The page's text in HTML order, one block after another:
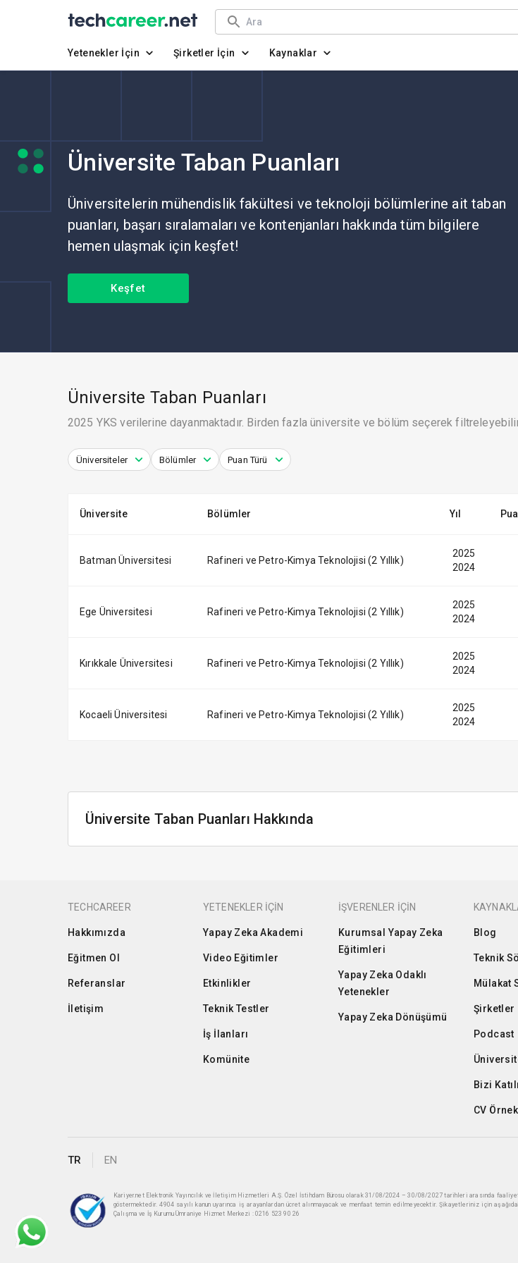
Yetenekler İçin Şirketler İçin Kaynaklar
Üniversite Taban Puanları
Üniversitelerin mühendislik fakültesi ve teknoloji bölümlerine ait taban
puanları, başarı sıralamaları ve kontenjanları hakkında tüm bilgilere
hemen ulaşmak için keşfet!
Keşfet
Üniversite Taban Puanları
2025 YKS verilerine dayanmaktadır. Birden fazla üniversite ve bölüm seçerek
Üniversiteler Bölümler Puan Türü
Üniversite Bölümler Yıl
Batman Üniversitesi Rafineri ve Petro-Kimya Teknolojisi (2 Yıllık)
2025
2024
Ege Üniversitesi Rafineri ve Petro-Kimya Teknolojisi (2 Yıllık)
2025
2024
Kırıkkale Üniversitesi Rafineri ve Petro-Kimya Teknolojisi (2 Yıllık)
2025
2024
Kocaeli Üniversitesi Rafineri ve Petro-Kimya Teknolojisi (2 Yıllık)
2025
2024
Üniversite Taban Puanları Hakkında
TECHCAREER
Hakkımızda
Eğitmen Ol
Referanslar
İletişim
YETENEKLER İÇİN
Yapay Zeka Akademi
Video Eğitimler
Etkinlikler
Teknik Testler
İş İlanları
Komünite
İŞVERENLER İÇİN
Kurumsal Yapay Zeka
Eğitimleri
Yapay Zeka Odaklı
Yetenekler
Yapay Zeka Dönüşümü
Blog
Teknik
Mülakat
Şirketler
Podcast
Bizi
CV
TR EN
Kariyer.net Elektronik Yayıncılık ve İletişim Hizmetleri A.Ş. Özel İstihdam Bürosu olarak 31/08/2024 – 30/08/2027 tarihleri arasında
göstermektedir. 4904 sayılı kanun uyarınca iş arayanlardan ücret alınmayacak ve menfaat temin edilmeyecektir. Şikayetleriniz için
Çalışma ve İş Kurumu Ümraniye Hizmet Merkezi : 0216 523 90 26